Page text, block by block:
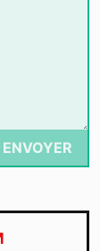
ENVOYER